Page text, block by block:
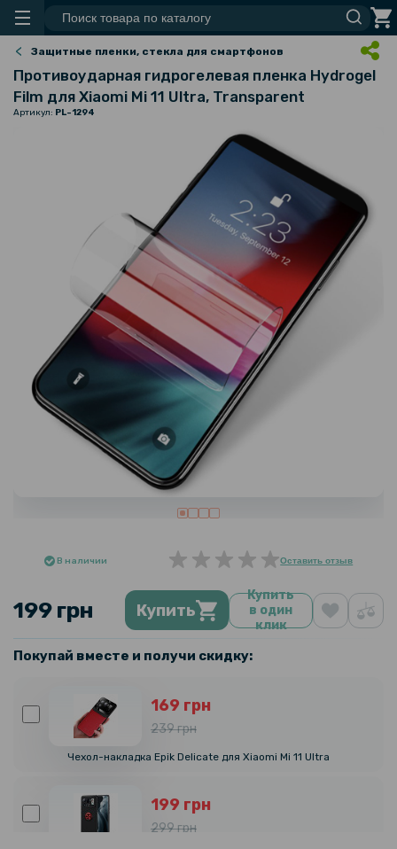
Защитные пленки, стекла для смартфонов
Противоударная гидрогелевая пленка Hydrogel
Film для Xiaomi Mi 11 Ultra, Transparent
Артикул: PL-1294
В наличии Оставить отзыв
199 грн Купить
Купить
в один
клик
Покупай вместе и получи скидку:
169 грн
239 грн
Чехол-накладка Epik Delicate для Xiaomi Mi 11 Ultra
199 грн
299 грн